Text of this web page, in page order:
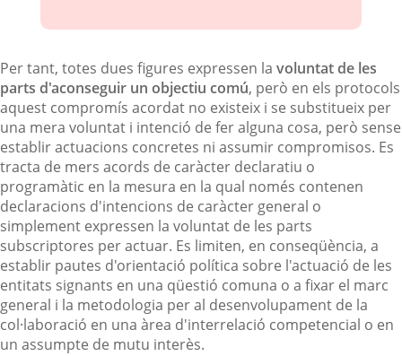
Per tant, totes dues figures expressen la voluntat de les
parts d'aconseguir un objectiu comú, però en els protocols
aquest compromís acordat no existeix i se substitueix per
una mera voluntat i intenció de fer alguna cosa, però sense
establir actuacions concretes ni assumir compromisos. Es
tracta de mers acords de caràcter declaratiu o
programàtic en la mesura en la qual només contenen
declaracions d'intencions de caràcter general o
simplement expressen la voluntat de les parts
subscriptores per actuar. Es limiten, en conseqüència, a
establir pautes d'orientació política sobre l'actuació de les
entitats signants en una qüestió comuna o a fixar el marc
general i la metodologia per al desenvolupament de la
col·laboració en una àrea d'interrelació competencial o en
un assumpte de mutu interès.